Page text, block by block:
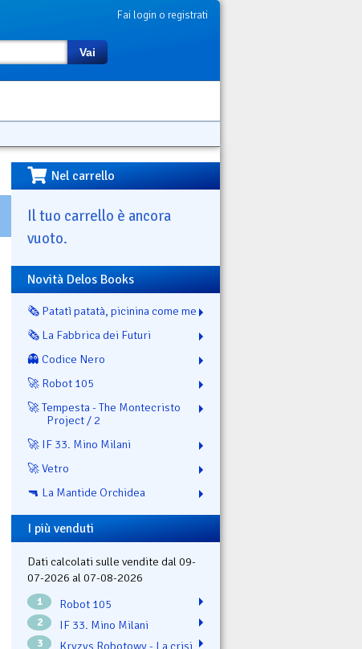
Fai login o registrati
Vai
Nel carrello
Il tuo carrello è ancora
vuoto.
Novità Delos Books
🗞️ Patatì patatà, picinina come me
🗞️ La Fabbrica dei Futuri
👻 Codice Nero
🚀 Robot 105
🚀 Tempesta - The Montecristo
Project / 2
🚀 IF 33. Mino Milani
🚀 Vetro
🔫 La Mantide Orchidea
I più venduti
Dati calcolati sulle vendite dal 09-
07-2026 al 07-08-2026
1 Robot 105
2 IF 33. Mino Milani
3
Kryzys Robotowy - La crisi